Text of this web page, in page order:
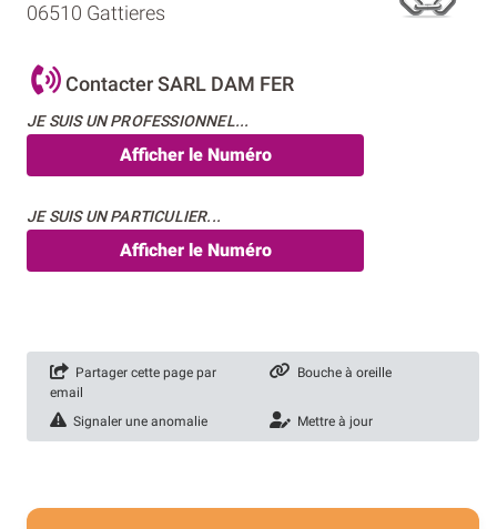
06510 Gattieres
Contacter SARL DAM FER
JE SUIS UN PROFESSIONNEL...
Afficher le Numéro
JE SUIS UN PARTICULIER...
Afficher le Numéro
Partager cette page par
email
Bouche à oreille
Signaler une anomalie Mettre à jour